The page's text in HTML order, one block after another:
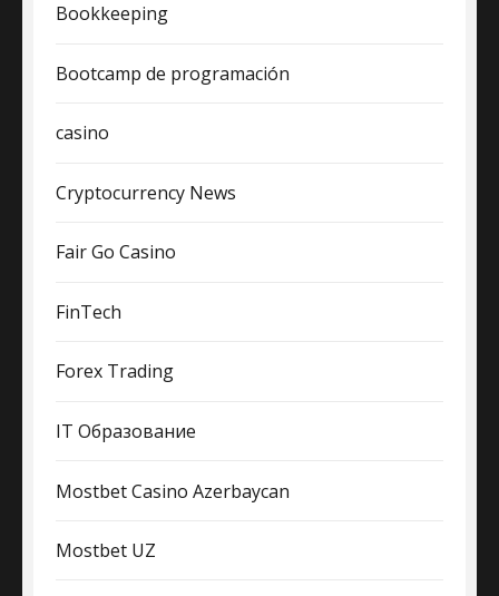
Bookkeeping
Bootcamp de programación
casino
Cryptocurrency News
Fair Go Casino
FinTech
Forex Trading
IT Образование
Mostbet Casino Azerbaycan
Mostbet UZ